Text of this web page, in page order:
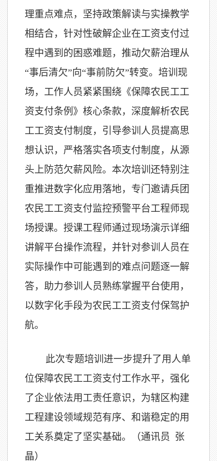
理重点难点，坚持政策解读与实操教学
相结合，针对性破解企业在工资支付过
程中遇到的困惑难题，推动欠薪治理从
“事后清欠”向“事前防欠”转变。培训现
场，工作人员紧紧围绕《保障农民工工
资支付条例》核心条款，深度解析农民
工工资支付制度，引导参训人员提高思
想认识，严格落实各项支付制度，从源
头上防范欠薪风险。本次培训还特别注
重推进数字化应用落地，专门邀请兵团
农民工工资支付监控预警平台工程师现
场授课。授课工程师通过现场演示详细
讲解平台操作流程，并针对参训人员在
实际操作中可能遇到的难点问题逐一解
答，助力参训人员熟练掌握平台使用，
以数字化手段为农民工工资支付保驾护
航。
此次专题培训进一步提升了用人单
位保障农民工工资支付工作水平，强化
了企业依法用工责任意识，为辖区构建
工程建设领域规范有序、和谐稳定的用
工关系奠定了坚实基础。（通讯员 张
晶）